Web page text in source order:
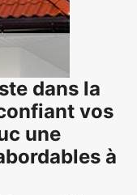
dans la
vos
une
à